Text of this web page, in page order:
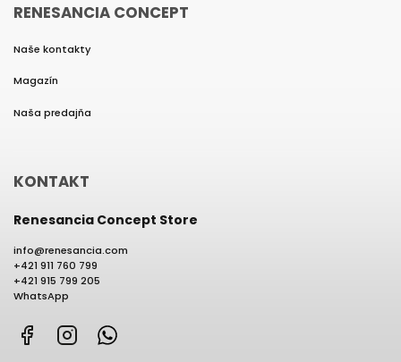
RENESANCIA CONCEPT
Naše kontakty
Magazín
Naša predajňa
KONTAKT
Renesancia Concept Store
info@renesancia.com
+421 911 760 799
+421 915 799 205
WhatsApp
FacebookInstagram